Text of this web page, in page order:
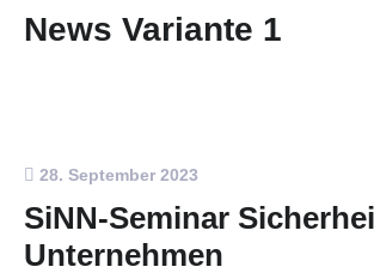
News Variante 1
28. September 2023
SiNN-Seminar
Unternehmen